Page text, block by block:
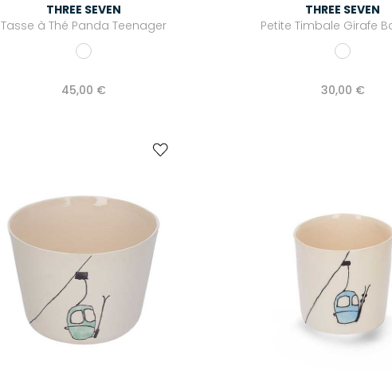
THREE SEVEN
Tasse à Thé Panda Teenager
45,00 €
THREE SEVEN
Petite Timbale Girafe
30,00 €